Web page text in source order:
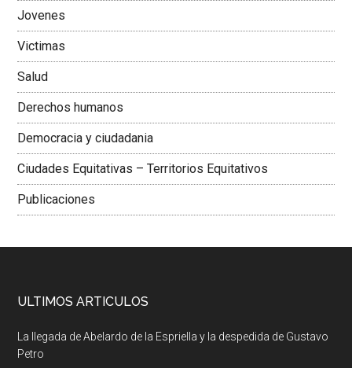
Jovenes
Victimas
Salud
Derechos humanos
Democracia y ciudadania
Ciudades Equitativas – Territorios Equitativos
Publicaciones
ULTIMOS ARTICULOS
La llegada de Abelardo de la Espriella y la despedida de Gustavo
Petro